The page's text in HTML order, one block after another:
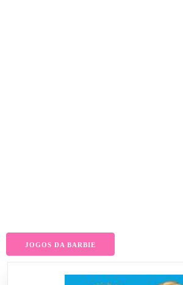
JOGOS DA BARBIE